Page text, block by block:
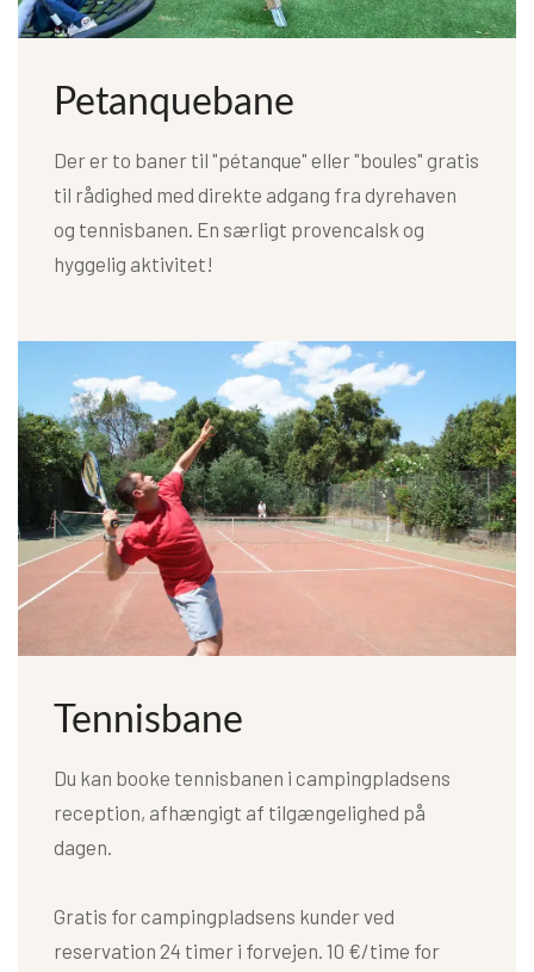
Petanquebane
Der er to baner til "pétanque" eller "boules" gratis
til rådighed med direkte adgang fra dyrehaven
og tennisbanen. En særligt provencalsk og
hyggelig aktivitet!
Tennisbane
Du kan booke tennisbanen i campingpladsens
reception, afhængigt af tilgængelighed på
dagen.
Gratis for campingpladsens kunder ved
reservation 24 timer i forvejen. 10 €/time for